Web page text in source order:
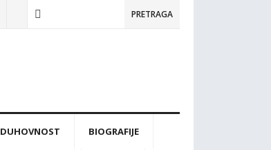
PRETRAGA
DUHOVNOST BIOGRAFIJE